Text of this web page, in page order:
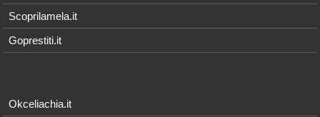
Scoprilamela.it
Goprestiti.it
Okceliachia.it